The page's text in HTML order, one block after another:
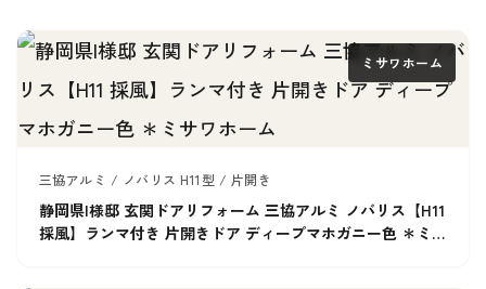
ミサワホーム
三協アルミ / ノバリス H11型 / 片開き
静岡県I様邸 玄関ドアリフォーム 三協アルミ ノバリス【H11
採風】ランマ付き 片開きドア ディープマホガニー色 ＊ミサ